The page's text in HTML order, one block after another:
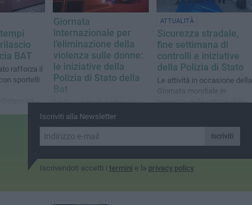
BAT
rafforza il
sportelli
distaccati
Giornata
internazionale per
l’eliminazione della
violenza sulle donne:
le iniziative della
Polizia di Stato della
Bat
La Questura di Andria, tra
l'altro, sarà illuminata di
della lotta contro la violenza
di genere
ATTUALITÀ
Sicurezza stradale,
fine settimana di
controlli e iniziative
della Polizia di Stato
Le attività in occasione della
Giornata mondiale in
memoria delle vittime della
Iscriviti alla Newsletter
Iscriviti
Iscrivendoti accetti i termini e la privacy policy